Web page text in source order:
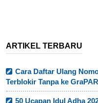
ARTIKEL TERBARU
Cara Daftar Ulang
Terblokir Tanpa ke
50 Ucapan Idul Adha